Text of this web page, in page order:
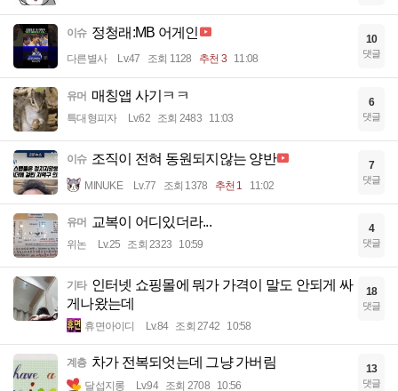
이슈 정청래:MB 어게인
다른별사 Lv.47 조회 1128 추천 3 11:08
10
댓글
유머 매칭앱 사기ㅋㅋ
특대형피자 Lv.62 조회 2483 11:03
6
댓글
이슈 조직이 전혀 동원되지않는 양반
MINUKE Lv.77 조회 1378 추천 1 11:02
7
댓글
유머 교복이 어디있더라...
위논 Lv.25 조회 2323 10:59
4
댓글
기타 인터넷 쇼핑몰에 뭐가 가격이 말도 안되게 싸
게나왔는데
휴면아이디 Lv.84 조회 2742 10:58
18
댓글
계층 차가 전복되엇는데 그냥 가버림
달섭지롱 Lv.94 조회 2708 10:56
13
댓글